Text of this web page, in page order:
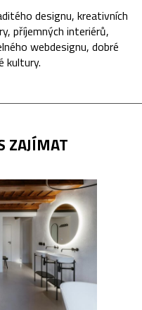
designu, kreativních
příjemných interiérů,
webdesignu, dobré
kultury.
ZAJÍMAT